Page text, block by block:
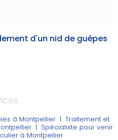
d'un nid de guêpes
à Montpellier| Traitement et
| Spécialiste pour venir
à Montpellier